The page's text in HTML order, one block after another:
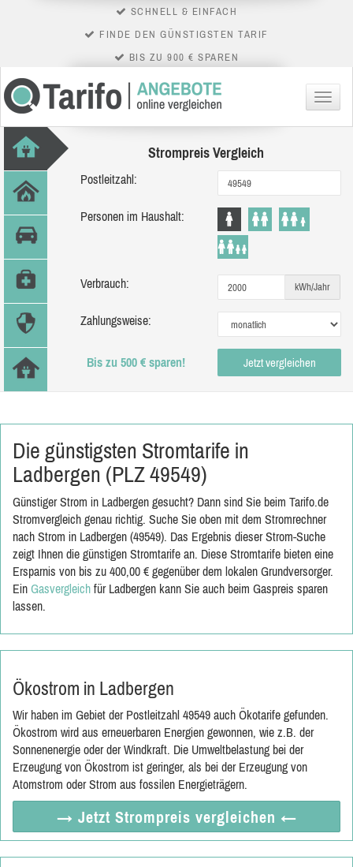
SCHNELL & EINFACH
FINDE DEN GÜNSTIGSTEN TARIF
BIS ZU 900 € SPAREN
Menü
Strompreis Vergleich
Postleitzahl:
Personen im Haushalt:
Verbrauch: kWh/Jahr
Zahlungsweise:
Bis zu 500 € sparen! Jetzt vergleichen
Die günstigsten Stromtarife in
Ladbergen (PLZ 49549)
Günstiger Strom in Ladbergen gesucht? Dann sind Sie beim Tarifo.de
Stromvergleich genau richtig. Suche Sie oben mit dem Stromrechner
nach Strom in Ladbergen (49549). Das Ergebnis dieser Strom-Suche
zeigt Ihnen die günstigen Stromtarife an. Diese Stromtarife bieten eine
Ersparnis von bis zu 400,00 € gegenüber dem lokalen Grundversorger.
Ein Gasvergleich für Ladbergen kann Sie auch beim Gaspreis sparen
lassen.
Ökostrom in Ladbergen
Wir haben im Gebiet der Postleitzahl 49549 auch Ökotarife gefunden.
Ökostrom wird aus erneuerbaren Energien gewonnen, wie z.B. der
Sonnenenergie oder der Windkraft. Die Umweltbelastung bei der
Erzeugung von Ökostrom ist geringer, als bei der Erzeugung von
Atomstrom oder Strom aus fossilen Energieträgern.
→ Jetzt Strompreis vergleichen ←